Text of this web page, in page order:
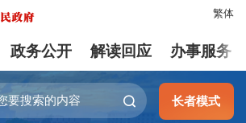
繁体
政务公开 解读回应 办事服务
长者模式